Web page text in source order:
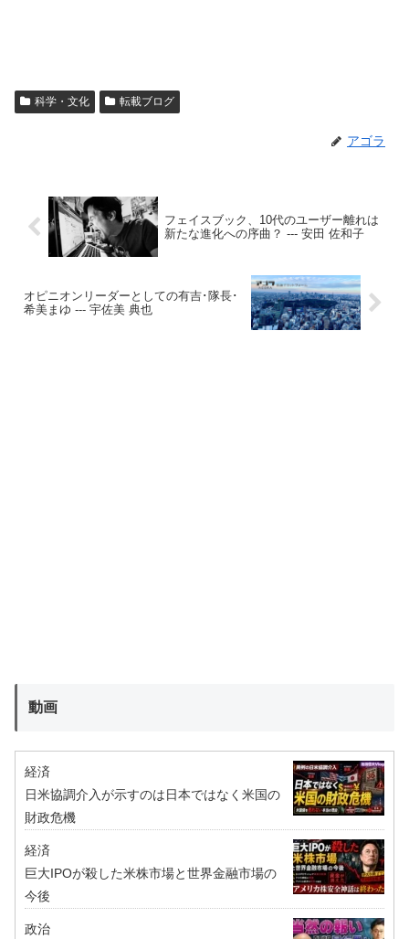
科学・文化 転載ブログ
アゴラ
フェイスブック、10代のユーザー離れは
新たな進化への序曲？ --- 安田 佐和子
オピニオンリーダーとしての有吉･隊長･
希美まゆ --- 宇佐美 典也
動画
経済
日米協調介入が示すのは日本ではなく米国の
財政危機
経済
巨大IPOが殺した米株市場と世界金融市場の
今後
政治